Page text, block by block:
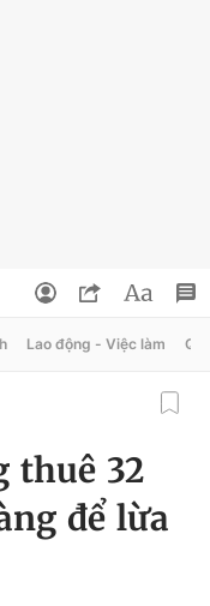
Lao động - Việc làm
thuê 32
để lừa